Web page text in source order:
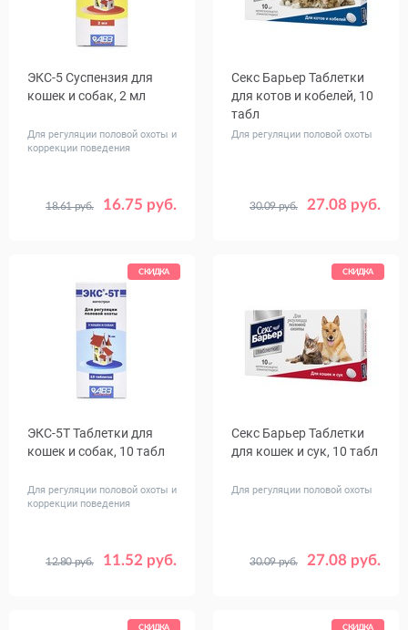
ЭКС-5 Суспензия для
кошек и собак, 2 мл
Для регуляции половой охоты и
коррекции поведения
16.75 руб.
18.61 руб.
Секс Барьер Таблетки
для котов и кобелей, 10
табл
Для регуляции половой охоты
27.08 руб.
30.09 руб.
СКИДКА
ЭКС-5Т Таблетки для
кошек и собак, 10 табл
Для регуляции половой охоты и
коррекции поведения
11.52 руб.
12.80 руб.
СКИДКА
Секс Барьер Таблетки
для кошек и сук, 10 табл
Для регуляции половой охоты
27.08 руб.
30.09 руб.
СКИДКА СКИДКА